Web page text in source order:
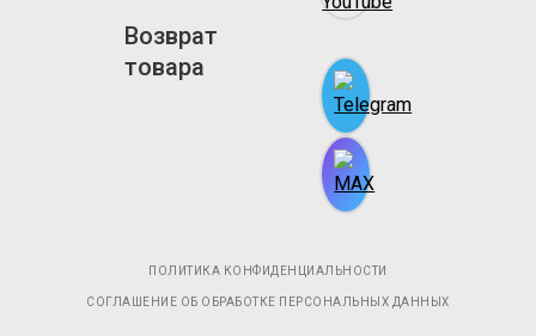
Возврат
товара
ПОЛИТИКА КОНФИДЕНЦИАЛЬНОСТИ
СОГЛАШЕНИЕ ОБ ОБРАБОТКЕ ПЕРСОНАЛЬНЫХ ДАННЫХ